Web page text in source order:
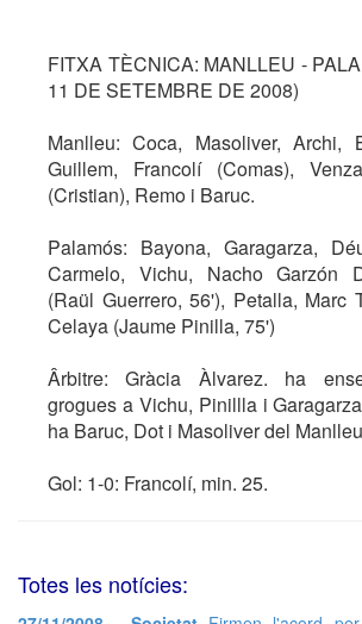
FITXA TÈCNICA: MANLLEU -
11 DE SETEMBRE DE 2008)
Manlleu: Coca, Masoliver, Archi,
Guillem, Francolí (Comas),
(Cristian), Remo i Baruc.
Palamós: Bayona, Garagarza,
Carmelo, Vichu, Nacho Garzón
(Raül Guerrero, 56'), Petalla, Marc
Celaya (Jaume Pinilla, 75')
Ârbitre: Gràcia Àlvarez. ha
grogues a Vichu, Pinillla i
ha Baruc, Dot i Masoliver del
Gol: 1-0: Francolí, min. 25.
Totes les notícies: